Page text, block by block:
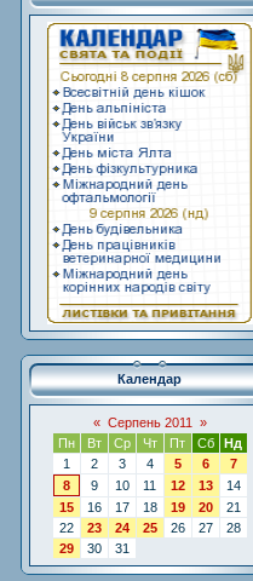
Календар
« Серпень 2011
»
Пн
Вт Ср Чт Пт Сб
Нд
1
2 3 4 5 6
7
8
9 10 11 12 13
14
15
16 17 18 19 20
21
22
23 24 25 26 27
28
29
30 31